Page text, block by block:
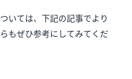
いては、下記の記事でより
もぜひ参考にしてみてくだ